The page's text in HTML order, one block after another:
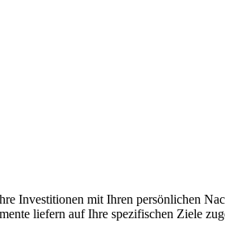
Investitionen mit Ihren persönlichen
liefern auf Ihre spezifischen Ziele